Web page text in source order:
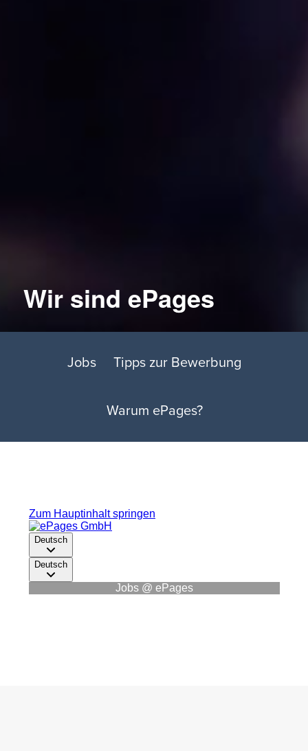
Wir sind ePages
Jobs Tipps zur Bewerbung
Warum ePages?